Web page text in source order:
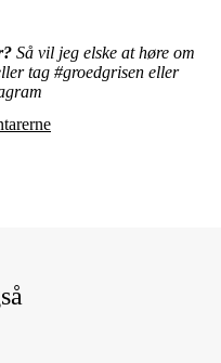
Så vil jeg elske at høre om
tag #groedgrisen eller